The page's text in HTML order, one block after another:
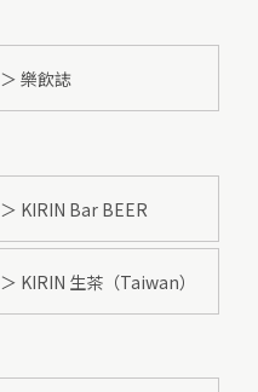
＞ 樂飲誌
＞ KIRIN Bar BEER
＞ KIRIN 生茶（Taiwan）